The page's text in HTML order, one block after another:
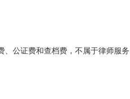
公证费和查档费，不属于律师服务